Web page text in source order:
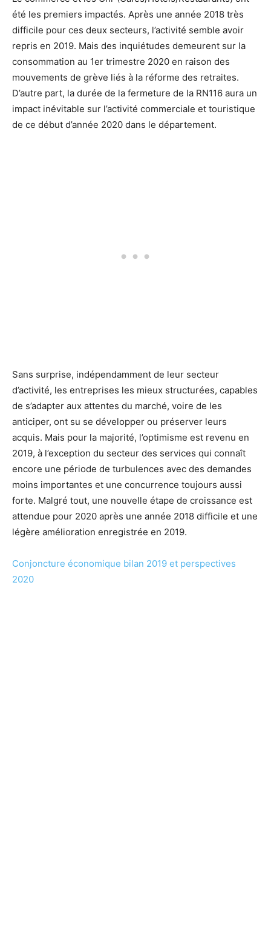
été les premiers impactés. Après une année 2018 très
difficile pour ces deux secteurs, l’activité semble avoir
repris en 2019. Mais des inquiétudes demeurent sur la
consommation au 1er trimestre 2020 en raison des
mouvements de grève liés à la réforme des retraites.
D’autre part, la durée de la fermeture de la RN116 aura un
impact inévitable sur l’activité commerciale et touristique
de ce début d’année 2020 dans le département.
Sans surprise, indépendamment de leur secteur
d’activité, les entreprises les mieux structurées, capables
de s’adapter aux attentes du marché, voire de les
anticiper, ont su se développer ou préserver leurs
acquis. Mais pour la majorité, l’optimisme est revenu en
2019, à l’exception du secteur des services qui connaît
encore une période de turbulences avec des demandes
moins importantes et une concurrence toujours aussi
forte. Malgré tout, une nouvelle étape de croissance est
attendue pour 2020 après une année 2018 difficile et une
légère amélioration enregistrée en 2019.
Conjoncture économique bilan 2019 et perspectives
2020